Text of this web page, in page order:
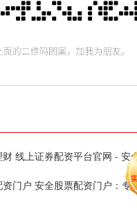
线上证券配资平台官网 - 安
门户 安全股票配资门户：专